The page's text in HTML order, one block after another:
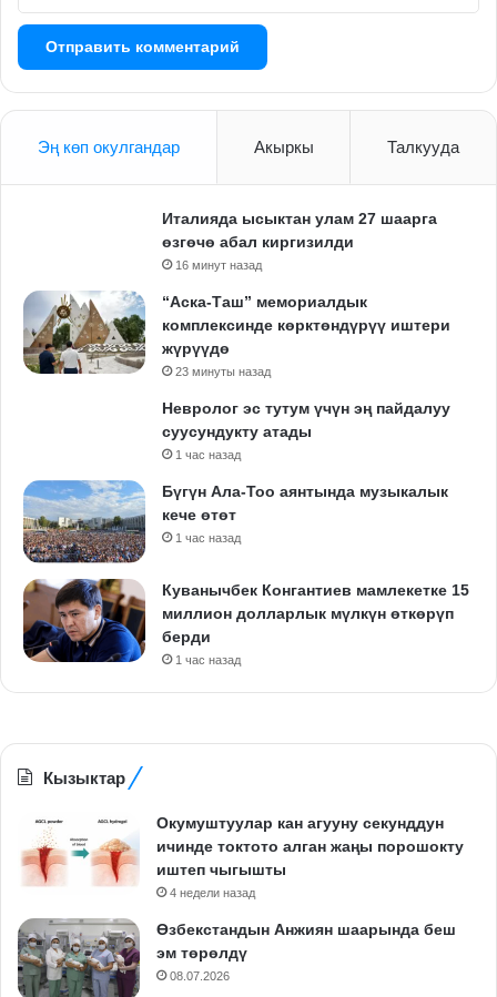
Эң көп окулгандар Акыркы Талкууда
Италияда ысыктан улам 27 шаарга
өзгөчө абал киргизилди
16 минут назад
“Аска-Таш” мемориалдык
комплексинде көрктөндүрүү иштери
жүрүүдө
23 минуты назад
Невролог эс тутум үчүн эң пайдалуу
суусундукту атады
1 час назад
Бүгүн Ала-Тоо аянтында музыкалык
кече өтөт
1 час назад
Куванычбек Конгантиев мамлекетке 15
миллион долларлык мүлкүн өткөрүп
берди
1 час назад
Кызыктар
Окумуштуулар кан агууну секунддун
ичинде токтото алган жаңы порошокту
иштеп чыгышты
4 недели назад
Өзбекстандын Анжиян шаарында беш
эм төрөлдү
08.07.2026